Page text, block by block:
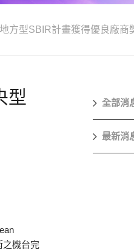
方型SBIR計畫獲得優良廠商
型
之機台完
全部消
最新消